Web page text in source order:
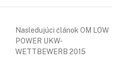
Nasledujúci článok OM LOW
POWER UKW-
WETTBEWERB 2015